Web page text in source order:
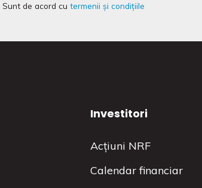
Sunt de acord cu termenii și condițiile
Investitori
Acțiuni NRF
Calendar financiar